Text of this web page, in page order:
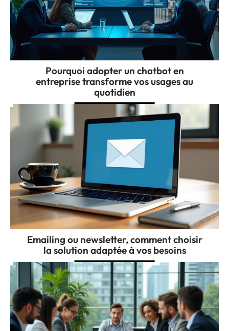
Pourquoi adopter un chatbot en
entreprise transforme vos usages au
quotidien
Emailing ou newsletter, comment choisir
la solution adaptée à vos besoins